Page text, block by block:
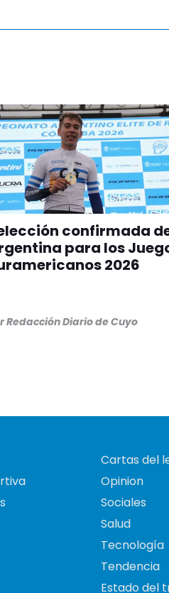
confirmada
para los
2026
Redacción Diario de Cuyo
Cartas del
Opinion
Sociales
Salud
Tecnología
Tendencia
Estado del